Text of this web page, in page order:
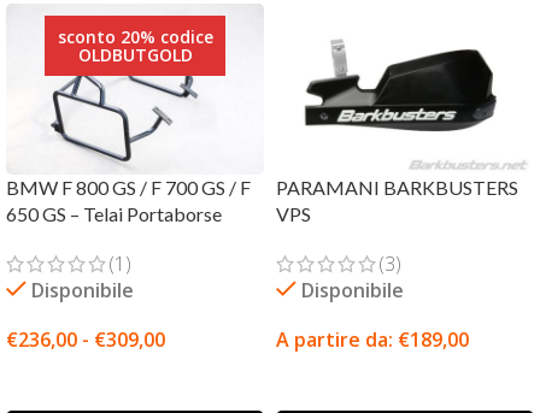
sconto 20% codice
OLDBUTGOLD
BMW F 800 GS / F 700 GS / F
650 GS – Telai Portaborse
(1)
Disponibile
€236,00 - €309,00
PARAMANI BARKBUSTERS
VPS
(3)
Disponibile
A partire da: €189,00